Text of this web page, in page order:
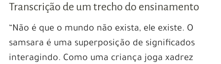
Transcrição de um trecho do ensinamento
“Não é que o mundo não exista, ele existe. O
samsara é uma superposição de significados
interagindo. Como uma criança joga xadrez